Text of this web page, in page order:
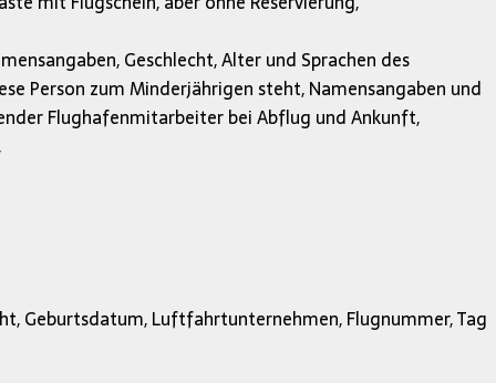
Geschlecht, Alter und Sprachen des
Person zum Minderjährigen steht, Namensangaben und
Flughafenmitarbeiter bei Abflug und Ankunft,
Geburtsdatum, Luftfahrtunternehmen, Flugnummer, Tag